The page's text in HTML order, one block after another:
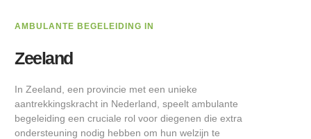
AMBULANTE BEGELEIDING IN
Zeeland
In Zeeland, een provincie met een unieke
aantrekkingskracht in Nederland, speelt ambulante
begeleiding een cruciale rol voor diegenen die extra
ondersteuning nodig hebben om hun welzijn te